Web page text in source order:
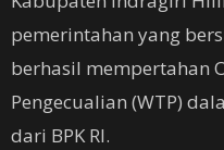
pemerintahan yang
berhasil mempertahan
Pengecualian (WTP)
dari BPK RI.